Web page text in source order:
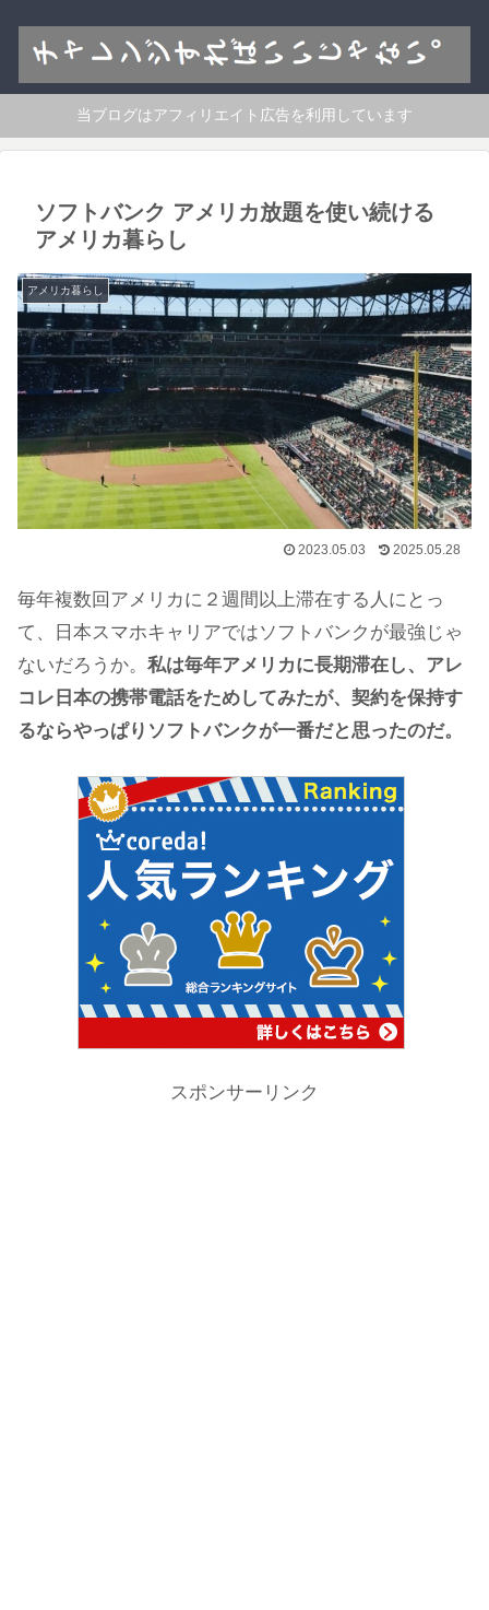
当ブログはアフィリエイト広告を利用しています
ソフトバンク アメリカ放題を使い続ける
アメリカ暮らし
アメリカ暮らし
2023.05.03 2025.05.28
毎年複数回アメリカに２週間以上滞在する人にとっ
て、日本スマホキャリアではソフトバンクが最強じゃ
ないだろうか。 私は毎年アメリカに長期滞在し、アレ
コレ日本の携帯電話をためしてみたが、契約を保持す
るならやっぱりソフトバンクが一番だと思ったのだ。
スポンサーリンク